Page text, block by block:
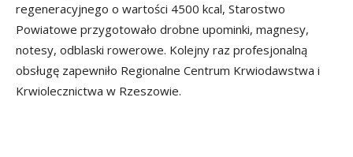
regeneracyjnego o wartości 4500 kcal, Starostwo
Powiatowe przygotowało drobne upominki, magnesy,
notesy, odblaski rowerowe. Kolejny raz profesjonalną
obsługę zapewniło Regionalne Centrum Krwiodawstwa i
Krwiolecznictwa w Rzeszowie.